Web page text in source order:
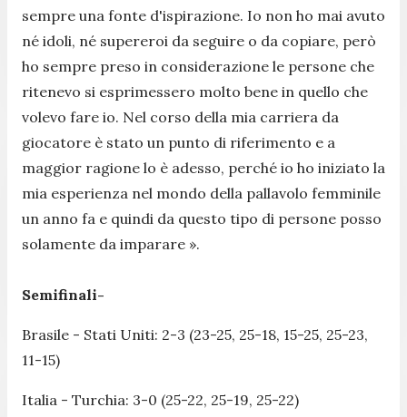
sempre una fonte d'ispirazione. Io non ho mai avuto
né idoli, né supereroi da seguire o da copiare, però
ho sempre preso in considerazione le persone che
ritenevo si esprimessero molto bene in quello che
volevo fare io. Nel corso della mia carriera da
giocatore è stato un punto di riferimento e a
maggior ragione lo è adesso, perché io ho iniziato la
mia esperienza nel mondo della pallavolo femminile
un anno fa e quindi da questo tipo di persone posso
solamente da imparare ».
Semifinali-
Brasile - Stati Uniti: 2-3 (23-25, 25-18, 15-25, 25-23,
11-15)
Italia - Turchia: 3-0 (25-22, 25-19, 25-22)